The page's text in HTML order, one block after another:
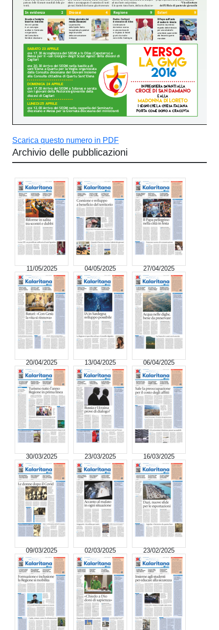
Scarica questo numero in PDF
Archivio delle pubblicazioni
11/05/2025 04/05/2025 27/04/2025
20/04/2025 13/04/2025 06/04/2025
30/03/2025 23/03/2025 16/03/2025
09/03/2025 02/03/2025 23/02/2025